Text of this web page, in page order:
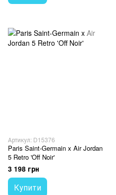
Артикул: D15376
Paris Saint-Germain x Air Jordan
5 Retro 'Off Noir'
3 198 грн
Купити